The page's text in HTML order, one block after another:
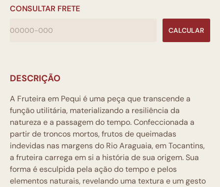
CONSULTAR FRETE
CALCULAR
DESCRIÇÃO
A Fruteira em Pequi é uma peça que transcende a
função utilitária, materializando a resiliência da
natureza e a passagem do tempo. Confeccionada a
partir de troncos mortos, frutos de queimadas
indevidas nas margens do Rio Araguaia, em Tocantins,
a fruteira carrega em si a história de sua origem. Sua
forma é esculpida pela ação do tempo e pelos
elementos naturais, revelando uma textura e um gesto